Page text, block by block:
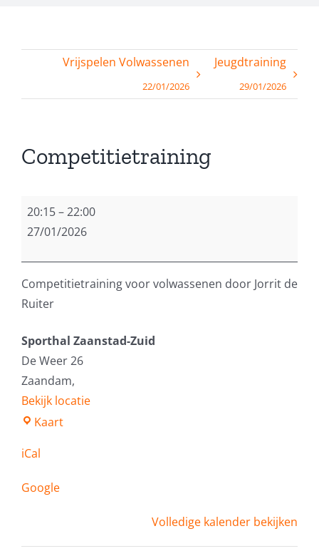
Vrijspelen Volwassenen
22/01/2026
Jeugdtraining
29/01/2026
Competitietraining
Competitietraining
20:15–22:00
27/01/2026
Competitietraining voor volwassenen door Jorrit de
Ruiter
Sporthal Zaanstad-Zuid
De Weer 26
Zaandam,
Bekijk locatie
KaartSporthal
iCal
Google
Volledige kalender bekijken